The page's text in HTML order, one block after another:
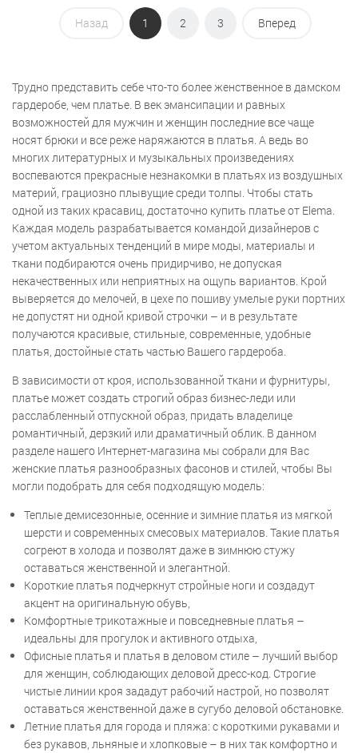
Назад 1 2 3 Вперед
Трудно представить себе что-то более женственное в дамском
гардеробе, чем платье. В век эмансипации и равных
возможностей для мужчин и женщин последние все чаще
носят брюки и все реже наряжаются в платья. А ведь во
многих литературных и музыкальных произведениях
воспеваются прекрасные незнакомки в платьях из воздушных
материй, грациозно плывущие среди толпы. Чтобы стать
одной из таких красавиц, достаточно купить платье от Elema.
Каждая модель разрабатывается командой дизайнеров с
учетом актуальных тенденций в мире моды, материалы и
ткани подбираются очень придирчиво, не допуская
некачественных или неприятных на ощупь вариантов. Крой
выверяется до мелочей, в цехе по пошиву умелые руки портних
не допустят ни одной кривой строчки – и в результате
получаются красивые, стильные, современные, удобные
платья, достойные стать частью Вашего гардероба.
В зависимости от кроя, использованной ткани и фурнитуры,
платье может создать строгий образ бизнес-леди или
расслабленный отпускной образ, придать владелице
романтичный, дерзкий или драматичный облик. В данном
разделе нашего Интернет-магазина мы собрали для Вас
женские платья разнообразных фасонов и стилей, чтобы Вы
могли подобрать для себя подходящую модель:
Теплые демисезонные, осенние и зимние платья из мягкой
шерсти и современных смесовых материалов. Такие платья
согреют в холода и позволят даже в зимнюю стужу
оставаться женственной и элегантной.
Короткие платья подчеркнут стройные ноги и создадут
акцент на оригинальную обувь,
Комфортные трикотажные и повседневные платья –
идеальны для прогулок и активного отдыха,
Офисные платья и платья в деловом стиле – лучший выбор
для женщин, соблюдающих деловой дресс-код. Строгие
чистые линии кроя зададут рабочий настрой, но позволят
оставаться женственной даже в сугубо деловой обстановке.
Летние платья для города и пляжа: с короткими рукавами и
без рукавов, льняные и хлопковые – в них так комфортно и